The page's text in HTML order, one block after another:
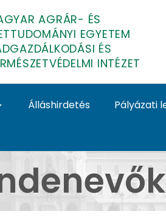
AGRÁR- ÉS
EGYETEM
ÉS
INTÉZET
Álláshirdetés Pályázati
-